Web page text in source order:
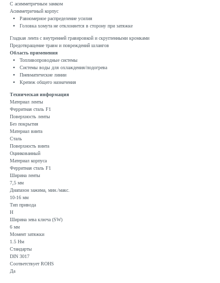
С асимметричным замком
Асимметричный корпус
Равномерное распределение усилия
Головка хомута не отклоняется в сторону при затяжке
Гладкая лента с внутренней гравировкой и скругленными кромками
Предотвращение травм и повреждений шлангов
Область применения
Топливопроводные системы
Системы воды для охлаждения/подогрева
Пневматические линии
Крепеж общего назначения
Техническая информация
Материал ленты
Ферритная сталь F1
Поверхность ленты
Без покрытия
Материал винта
Сталь
Поверхность винта
Оцинкованный
Материал корпуса
Ферритная сталь F1
Ширина ленты
7,5 мм
Диапазон зажима, мин./макс.
10-16 мм
Тип привода
H
Ширина зева ключа (SW)
6 мм
Момент затяжки
1.5 Нм
Стандарты
DIN 3017
Соответствует ROHS
Да